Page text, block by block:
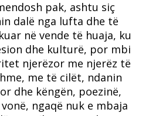
pak, ashtu siç
dalë nga lufta dhe të
në vende të huaja, ku
dhe kulturë, por mbi
njerëzor me njerëz të
me të cilët, ndanin
dhe këngën, poezinë,
ngaqë nuk e mbaja